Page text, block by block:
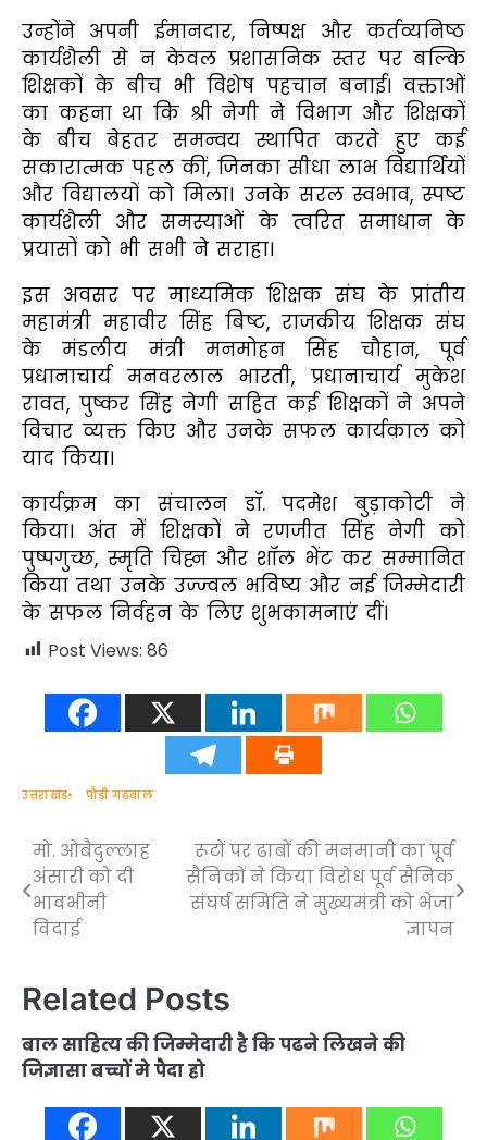
उन्होंने अपनी ईमानदार, निष्पक्ष और कर्तव्यनिष्ठ
कार्यशैली से न केवल प्रशासनिक स्तर पर बल्कि
शिक्षकों के बीच भी विशेष पहचान बनाई। वक्ताओं
का कहना था कि श्री नेगी ने विभाग और शिक्षकों
के बीच बेहतर समन्वय स्थापित करते हुए कई
सकारात्मक पहल कीं, जिनका सीधा लाभ विद्यार्थियों
और विद्यालयों को मिला। उनके सरल स्वभाव, स्पष्ट
कार्यशैली और समस्याओं के त्वरित समाधान के
प्रयासों को भी सभी ने सराहा।
इस अवसर पर माध्यमिक शिक्षक संघ के प्रांतीय
महामंत्री महावीर सिंह बिष्ट, राजकीय शिक्षक संघ
के मंडलीय मंत्री मनमोहन सिंह चौहान, पूर्व
प्रधानाचार्य मनवरलाल भारती, प्रधानाचार्य मुकेश
रावत, पुष्कर सिंह नेगी सहित कई शिक्षकों ने अपने
विचार व्यक्त किए और उनके सफल कार्यकाल को
याद किया।
कार्यक्रम का संचालन डॉ. पदमेश बुड़ाकोटी ने
किया। अंत में शिक्षकों ने रणजीत सिंह नेगी को
पुष्पगुच्छ, स्मृति चिह्न और शॉल भेंट कर सम्मानित
किया तथा उनके उज्ज्वल भविष्य और नई जिम्मेदारी
के सफल निर्वहन के लिए शुभकामनाएं दीं।
Post Views: 86
उत्तराखंड पौड़ी गढ़वाल
Post
navigation
मो. ओबैदुल्लाह
अंसारी को दी
भावभीनी
विदाई
रूटों पर ढाबों की मनमानी का पूर्व
सैनिकों ने किया विरोध पूर्व सैनिक
संघर्ष समिति ने मुख्यमंत्री को भेजा
ज्ञापन
Related Posts
बाल साहित्य की जिम्मेदारी है कि पढने लिखने की
जिज्ञासा बच्चों मे पैदा हो